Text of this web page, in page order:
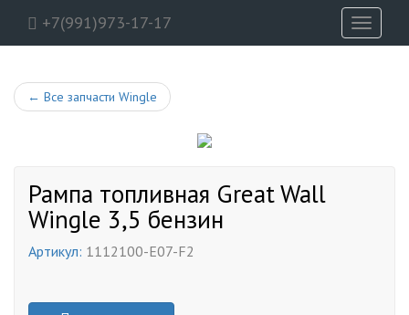
+7(991)973-17-17
Toggle
← Все запчасти Wingle
Рампа топливная Great Wall
Wingle 3,5 бензин
Артикул: 1112100-E07-F2